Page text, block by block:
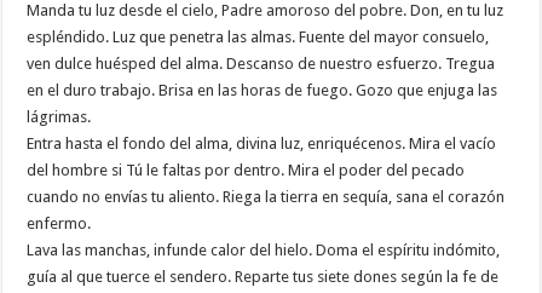
Manda tu luz desde el cielo, Padre amoroso del pobre. Don, en tu luz
espléndido. Luz que penetra las almas. Fuente del mayor consuelo,
ven dulce huésped del alma. Descanso de nuestro esfuerzo. Tregua
en el duro trabajo. Brisa en las horas de fuego. Gozo que enjuga las
lágrimas.
Entra hasta el fondo del alma, divina luz, enriquécenos. Mira el vacío
del hombre si Tú le faltas por dentro. Mira el poder del pecado
cuando no envías tu aliento. Riega la tierra en sequía, sana el corazón
enfermo.
Lava las manchas, infunde calor del hielo. Doma el espíritu indómito,
guía al que tuerce el sendero. Reparte tus siete dones según la fe de